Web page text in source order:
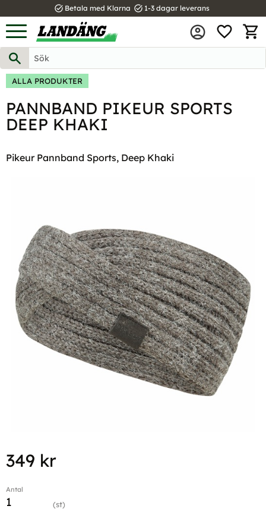
Meny
task_alt Betala med Klarna task_alt 1-3 dagar leverans
ALLA PRODUKTER
PANNBAND PIKEUR SPORTS
DEEP KHAKI
Pikeur Pannband Sports, Deep Khaki
349 kr
Antal
st